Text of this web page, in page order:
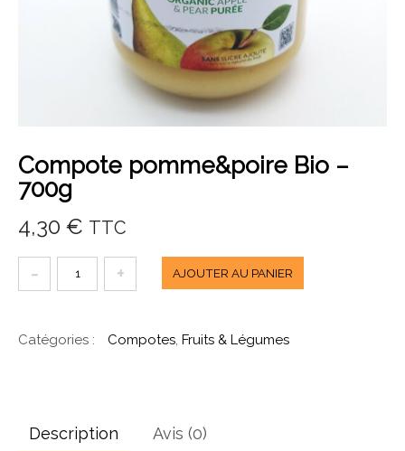
Compote pomme&poire Bio –
700g
4,30 € TTC
quantité
de
pomme&poire
AJOUTER AU PANIER
Catégories : Compotes, Fruits & Légumes
Description Avis (0)